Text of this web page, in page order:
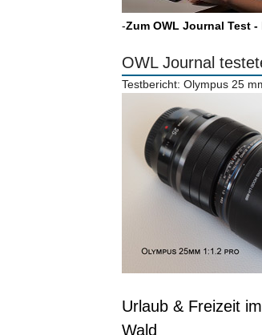
-Zum OWL Journal Test
OWL Journal
Testbericht: Olympus 25
Urlaub & Freizeit
Wald